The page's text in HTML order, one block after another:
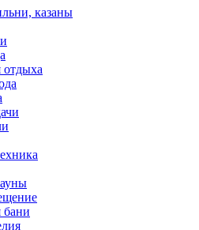
казаны
отдыха
бани